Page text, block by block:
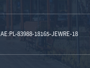
AE:PL-83988-18165-JEWRE-18